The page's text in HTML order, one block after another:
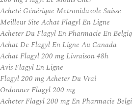
Acheté Générique Metronidazole Suisse
Meilleur Site Achat Flagyl En Ligne
Acheter Du Flagyl En Pharmacie En
Achat De Flagyl En Ligne Au Canada
Achat Flagyl 200 mg Livraison 48h
Avis Flagyl En Ligne
Flagyl 200 mg Acheter Du Vrai
Ordonner Flagyl 200 mg
Acheter Flagyl 200 mg En Pharmacie